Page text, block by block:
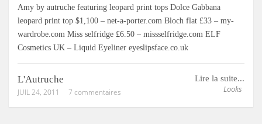
Amy by autruche featuring leopard print tops Dolce Gabbana
leopard print top $1,100 – net-a-porter.com Bloch flat £33 – my-
wardrobe.com Miss selfridge £6.50 – missselfridge.com ELF
Cosmetics UK – Liquid Eyeliner eyeslipsface.co.uk
Lire la suite...
Looks
L'Autruche
JUIL 24, 2011 7 commentaires